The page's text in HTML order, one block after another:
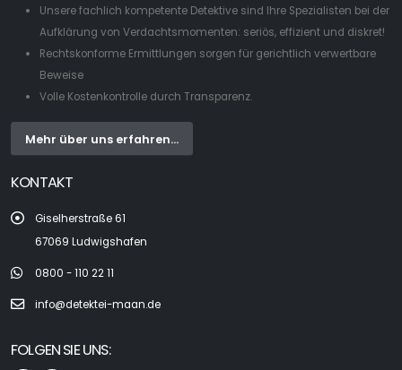
Unsere fachlich kompetente Detektive sind Ihre Spezialisten bei der
Aufklärung von Verdachtsmomenten: seriös, effizient und diskret!
Rechtskonforme Ermittlungen sorgen für gerichtlich verwertbare
Beweise
Volle Kostenkontrolle durch Transparenz.
Mehr über uns erfahren...
KONTAKT
Giselherstraße 61
67069 Ludwigshafen
0800 - 110 22 11
info@detektei-maan.de
FOLGEN SIE UNS: